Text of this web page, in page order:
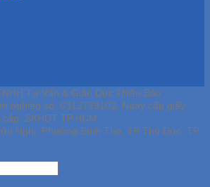
Tư Vấn & Giáo Dục Thiên Bảo
nghiệp số: 0313739102, Ngày cấp giấy
SKHDT TP.HCM
Nghị, Phường Bình Thọ, TP Thủ Đức, TP